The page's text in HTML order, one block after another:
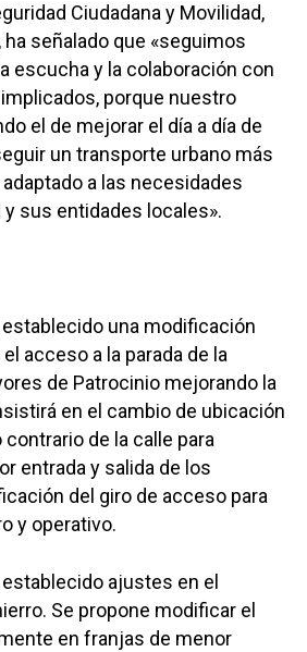
Ciudadana y Movilidad,
, ha señalado que «seguimos
escucha y la colaboración con
porque nuestro
el de mejorar el día a día de
un transporte urbano más
a las necesidades
y sus entidades locales».
establecido una modificación
acceso a la parada de la
de Patrocinio mejorando la
en el cambio de ubicación
contrario de la calle para
entrada y salida de los
del giro de acceso para
y operativo.
establecido ajustes en el
Se propone modificar el
en franjas de menor